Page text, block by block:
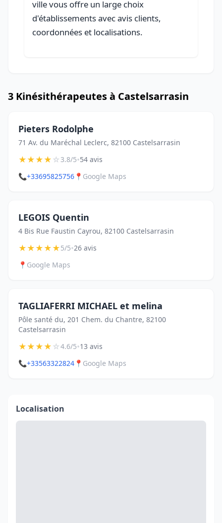
ville vous offre un large choix
d'établissements avec avis clients,
coordonnées et localisations.
3 Kinésithérapeutes à Castelsarrasin
Pieters Rodolphe
71 Av. du Maréchal Leclerc, 82100 Castelsarrasin
★★★★☆3.8/5•54 avis
📞+33695825756 📍 Google Maps
LEGOIS Quentin
4 Bis Rue Faustin Cayrou, 82100 Castelsarrasin
★★★★★5/5•26 avis
📍 Google Maps
TAGLIAFERRI MICHAEL et melina
Pôle santé du, 201 Chem. du Chantre, 82100
Castelsarrasin
★★★★☆4.6/5•13 avis
📞+33563322824 📍 Google Maps
Localisation